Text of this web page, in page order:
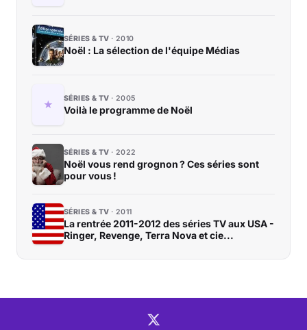
SÉRIES & TV 2010
Noël : La sélection de l'équipe Médias
SÉRIES & TV 2005
Voilà le programme de Noël
SÉRIES & TV 2022
Noël vous rend grognon ? Ces séries sont
pour vous !
SÉRIES & TV 2011
La rentrée 2011-2012 des séries TV aux USA -
Ringer, Revenge, Terra Nova et cie...